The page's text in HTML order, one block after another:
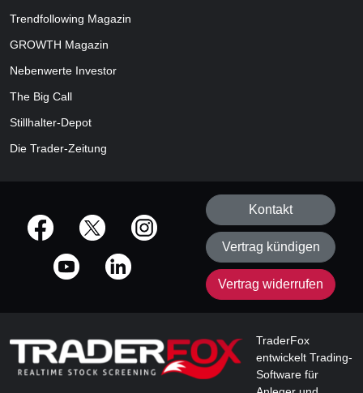
Trendfollowing Magazin
GROWTH Magazin
Nebenwerte Investor
The Big Call
Stillhalter-Depot
Die Trader-Zeitung
offizielle Social Media-Accounts
Kontakt
Vertrag kündigen
Vertrag widerrufen
TraderFox
entwickelt Trading-
Software für